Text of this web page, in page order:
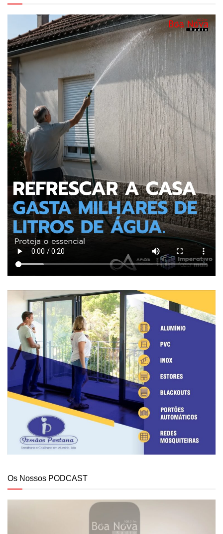
Os Nossos PODCAST